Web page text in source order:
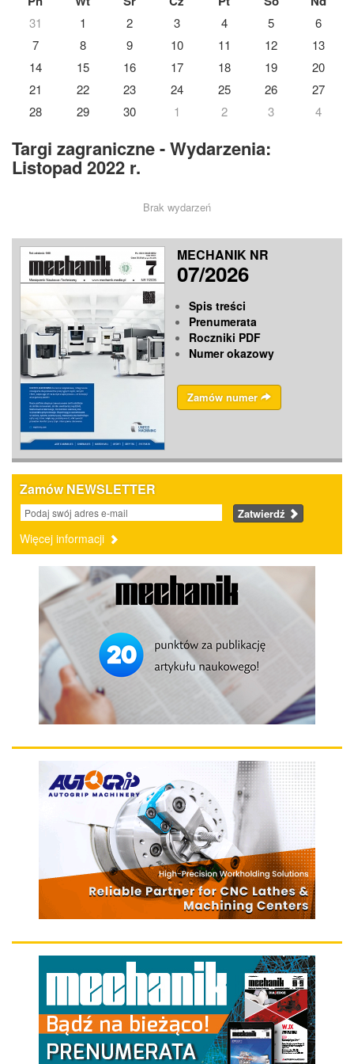
31 1 2 3 4 5
6
7
8 9 10 11 12
13
14
15 16 17 18 19
20
21
22 23 24 25 26
27
28
29 30 1 2 3 4
Targi zagraniczne - Wydarzenia:
Listopad 2022 r.
Brak wydarzeń
MECHANIK NR
07/2026
Spis treści
Prenumerata
Roczniki PDF
Numer okazowy
Zamów numer
Zamów NEWSLETTER
Zatwierdź
Więcej informacji